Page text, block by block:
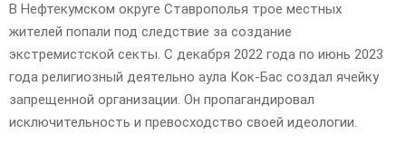
В Нефтекумском округе Ставрополья трое местных
жителей попали под следствие за создание
экстремистской секты. С декабря 2022 года по июнь 2023
года религиозный деятельно аула Кок-Бас создал ячейку
запрещенной организации. Он пропагандировал
исключительность и превосходство своей идеологии.